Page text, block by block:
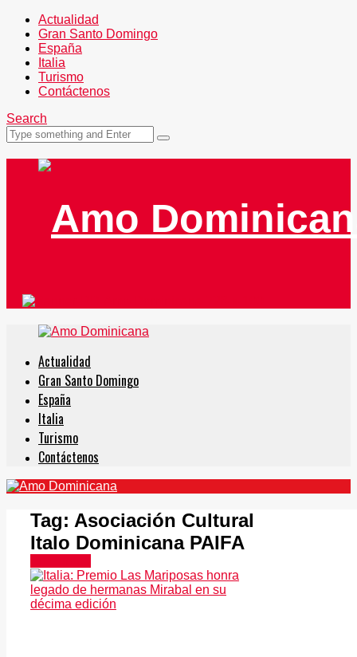
Actualidad
Gran Santo Domingo
España
Italia
Turismo
Contáctenos
Search
Actualidad
Gran Santo Domingo
España
Italia
Turismo
Contáctenos
Tag: Asociación Cultural
Italo Dominicana PAIFA